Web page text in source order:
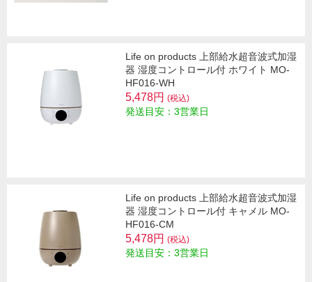
Life on products 上部給水超音波式加湿
器 湿度コントロール付 ホワイト MO-
HF016-WH
5,478円 (税込)
発送目安：3営業日
Life on products 上部給水超音波式加湿
器 湿度コントロール付 キャメル MO-
HF016-CM
5,478円 (税込)
発送目安：3営業日